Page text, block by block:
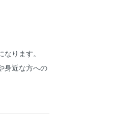
ります。
身近な方への